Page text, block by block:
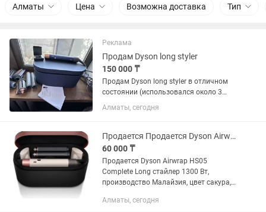
Алматы Цена Возможна доставка Тип
Реклама
Продам Dyson long styler
150 000 ₸
Продам Dyson long styler в отличном
состоянии (использовался около 3
раз). Покупала в официальном
магазине Dyson (Мегацентре).
Предназначен для длинных волос,
продаю...
Алматы, сегодня
Продается Продается Dyson Airwrap HS05 Complete Long стайлер (Малайзия)
60 000 ₸
Продается Dyson Airwrap HS05
Complete Long стайлер 1300 Вт,
производство Малайзия, цвет сакура,
Алматы, сегодня